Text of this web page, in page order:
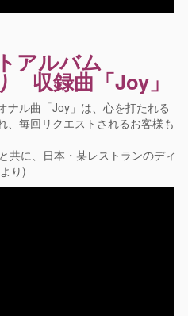
アルバム
収録曲「Joy」
ナル曲「Joy」は、心を打たれる
、毎回リクエストされるお客様も
共に、日本・某レストランのディ
り)